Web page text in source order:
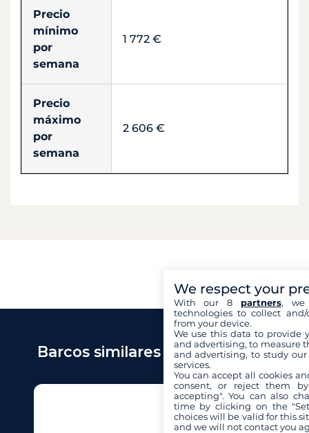
Precio
mínimo
por
semana
1 772 €
Precio
máximo
por
semana
2 606 €
Barcos similares a Aventura 34
We respect your
With our 8 partners, we
technologies to collect
from your device.
We use this data to provide
and advertising, to measure
and advertising, to study
services.
You can accept all cookies
consent, or reject them
accepting". You can also
time by clicking on the
choices will be valid for this
and we will not contact you